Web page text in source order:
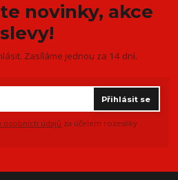
novinky, akce
Zasíláme jednou za 14 dní.
Přihlásit se
osobních údajů za účelem rozesílky